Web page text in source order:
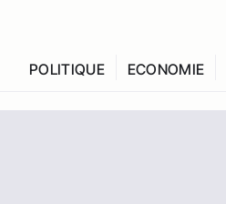
POLITIQUE ECONOMIE